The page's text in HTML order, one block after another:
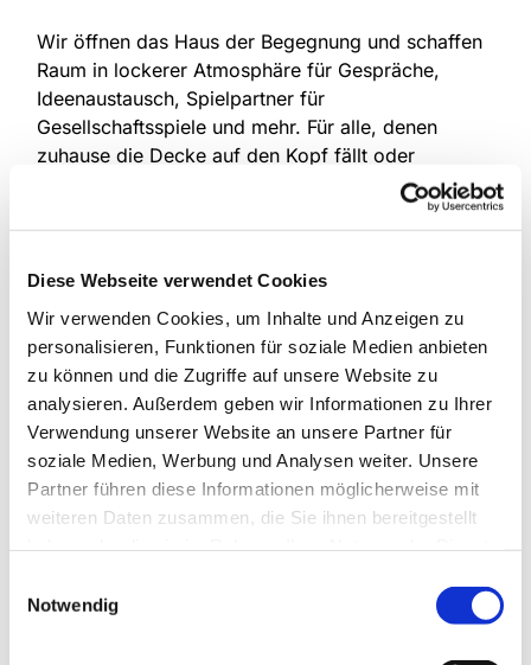
Diese Webseite verwendet Cookies
Wir verwenden Cookies, um Inhalte und Anzeigen zu
personalisieren, Funktionen für soziale Medien anbieten
zu können und die Zugriffe auf unsere Website zu
analysieren. Außerdem geben wir Informationen zu Ihrer
Verwendung unserer Website an unsere Partner für
soziale Medien, Werbung und Analysen weiter. Unsere
Partner führen diese Informationen möglicherweise mit
weiteren Daten zusammen, die Sie ihnen bereitgestellt
Notwendig
Wir öffnen das Haus der Begegnung und schaffen
Raum in lockerer Atmosphäre für Gespräche,
Ideenaustausch, Spielpartner für
Gesellschaftsspiele und mehr. Für alle, denen
zuhause die Decke auf den Kopf fällt oder
Mitmenschen fehlen. Eine Anmeldung ist nicht
19:00 - 21:00 Uhr
im Haus der Begegnung
Weitere Informationen erhalten Sie bei
Christine Dröge, Tel. 05204/ 4237 und
Marion Dawidowski, Tel. 0151/72140261